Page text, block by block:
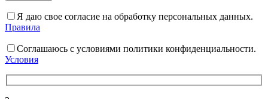
Я даю свое согласие на обработку персональных данных.
Правила
Соглашаюсь с условиями политики конфиденциальности.
Условия